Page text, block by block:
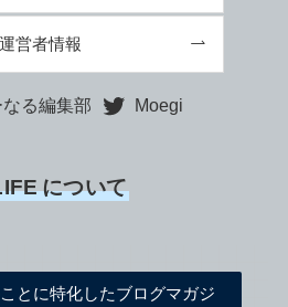
運営者情報
る編集部 Moegi
について
とに特化したブログマガジ